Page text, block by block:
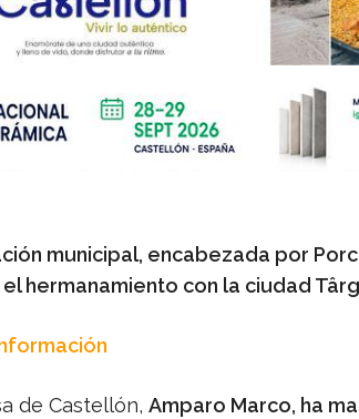
municipal, encabezada por
hermanamiento con la ciudad
de Castellón, Amparo Marco, ha